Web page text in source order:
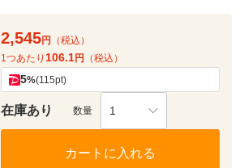
2,545円
（税込）
1つあたり 106.1円 （税込）
5%(115pt)
在庫あり 数量 1
カートに入れる